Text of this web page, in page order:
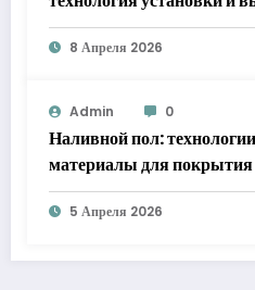
8 Апреля 2026
Admin 0
Наливной пол:
материалы для покрытия
5 Апреля 2026